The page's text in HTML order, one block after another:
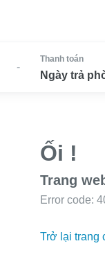
-
Thanh toán
Ngày trả
Ối !
Trang
Error code:
Trở lại trang